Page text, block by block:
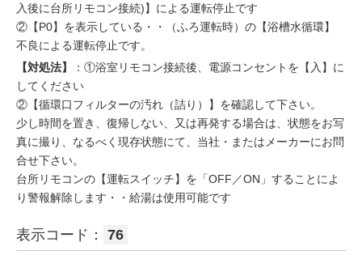
入後に台所リモコン接続)】による運転停止です
②【P0】を表示している・・（ふろ運転時）の【浴槽水循環】
不良による運転停止です。
【対処法】
：①浴室リモコン接続後、電源コンセントを【入】に
してください
②【循環口フィルターの汚れ（詰り）】を確認して下さい。
少し時間を置き、復帰しない、又は再発する場合は、状態をお写
真に撮り、なるべく現存状態にて、当社・またはメーカーにお問
合せ下さい。
台所リモコンの【運転スイッチ】を「OFF／ON」することによ
り警報解除します・・給湯は使用可能です
表示コード： 76